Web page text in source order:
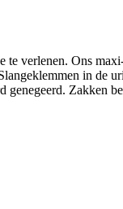
verlenen. Ons
in de
Zakken